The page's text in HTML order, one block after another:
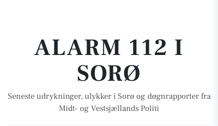
ALARM 112 I
SORØ
Seneste udrykninger, ulykker i Sorø og døgnrapporter fra
Midt- og Vestsjællands Politi